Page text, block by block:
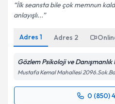
İlk seansta bile çok memnun
anlayışlı...
Adres 1 Adres 2
Gözlem Psikoloji ve Danışmanlık
Mustafa Kemal Mahallesi
0 (850)
Randevu Takvimi